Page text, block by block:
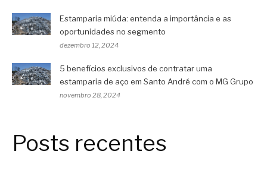
Estamparia miúda: entenda a importância e as
oportunidades no segmento
dezembro 12, 2024
5 benefícios exclusivos de contratar uma
estamparia de aço em Santo André com o MG Grupo
novembro 28, 2024
Posts recentes